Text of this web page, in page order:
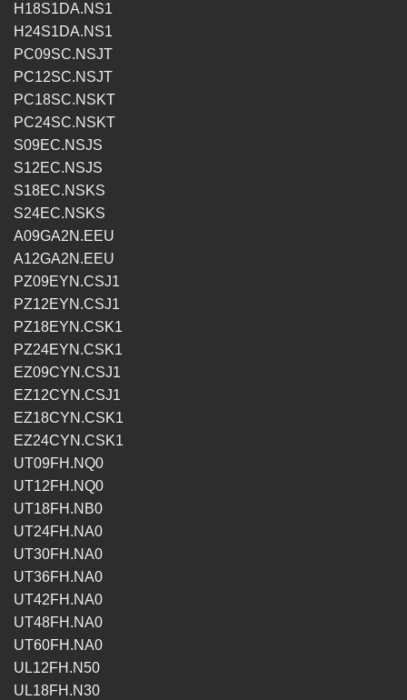
H18S1DA.NS1
H24S1DA.NS1
PC09SC.NSJT
PC12SC.NSJT
PC18SC.NSKT
PC24SC.NSKT
S09EC.NSJS
S12EC.NSJS
S18EC.NSKS
S24EC.NSKS
A09GA2N.EEU
A12GA2N.EEU
PZ09EYN.CSJ1
PZ12EYN.CSJ1
PZ18EYN.CSK1
PZ24EYN.CSK1
EZ09CYN.CSJ1
EZ12CYN.CSJ1
EZ18CYN.CSK1
EZ24CYN.CSK1
UT09FH.NQ0
UT12FH.NQ0
UT18FH.NB0
UT24FH.NA0
UT30FH.NA0
UT36FH.NA0
UT42FH.NA0
UT48FH.NA0
UT60FH.NA0
UL12FH.N50
UL18FH.N30